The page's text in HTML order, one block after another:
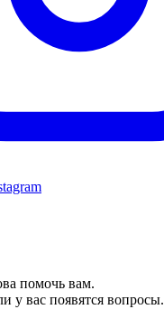
помочь вам.
у вас появятся вопросы.